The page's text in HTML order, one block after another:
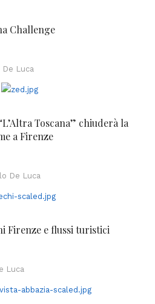
Challenge
De Luca
Toscana” chiuderà la
a Firenze
De Luca
Firenze e flussi turistici
Luca